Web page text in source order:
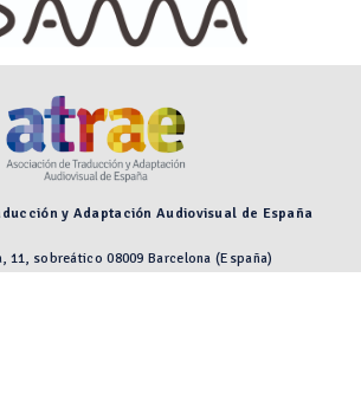
y Adaptación Audiovisual de España
11, sobreático 08009 Barcelona (España)